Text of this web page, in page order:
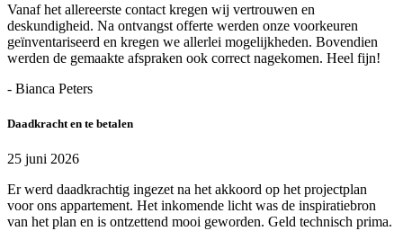
Vanaf het allereerste contact kregen wij vertrouwen en
deskundigheid. Na ontvangst offerte werden onze voorkeuren
geïnventariseerd en kregen we allerlei mogelijkheden. Bovendien
werden de gemaakte afspraken ook correct nagekomen. Heel fijn!
- Bianca Peters
Daadkracht en te betalen
25 juni 2026
Er werd daadkrachtig ingezet na het akkoord op het projectplan
voor ons appartement. Het inkomende licht was de inspiratiebron
van het plan en is ontzettend mooi geworden. Geld technisch prima.